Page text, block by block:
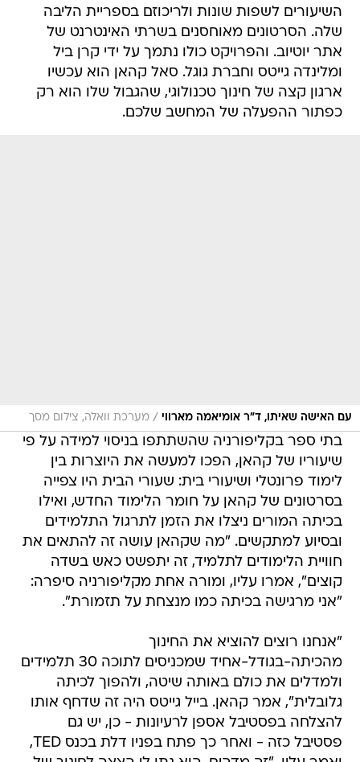
השיעורים לשפות שונות ולריכוזם בספריית הליבה
שלה. הסרטונים מאוחסנים בשרתי האינטרנט של
אתר יוטיוב. והפרויקט כולו נתמך על ידי קרן ביל
ומלינדה גייטס וחברת גוגל. סאל קהאן הוא עכשיו
ארגון קצה של חינוך טכנולוגי, שהגבול שלו הוא רק
כפתור ההפעלה של המחשב שלכם.
עם האישה שאיתו, ד"ר אומיאמה מארווי / מערכת וואלה, צילום מסך
בתי ספר בקליפורניה שהשתתפו בניסוי למידה על פי
שיעוריו של קהאן, הפכו למעשה את היוצרות בין
לימוד פרונטלי ושיעורי בית: שעורי הבית היו צפייה
בסרטונים של קהאן על חומר הלימוד החדש, ואילו
בכיתה המורים ניצלו את הזמן לתרגול התלמידים
ובסיוע למתקשים. "מה שקהאן עושה זה להתאים את
חוויית הלימודים לתלמיד, זה יתפשט כאש בשדה
קוצים", אמרו עליו, ומורה אחת מקליפורניה סיפרה:
"אני מרגישה בכיתה כמו מנצחת על תזמורת".
"אנחנו רוצים להוציא את החינוך
מהכיתה-בגודל-אחיד שמכניסים לתוכה 30 תלמידים
ולמדלים את כולם באותה שיטה, ולהפוך לכיתה
גלובלית", אמר קהאן. בייל גייטס היה זה שדחף אותו
להצלחה בפסטיבל אספן לרעיונות - כן, יש גם
פסטיבל כזה - ואחר כך פתח בפניו דלת בכנס TED,